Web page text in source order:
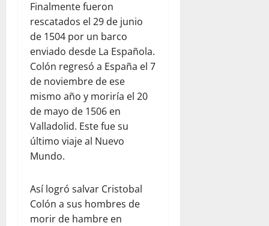
Finalmente fueron
rescatados el 29 de junio
de 1504 por un barco
enviado desde La Española.
Colón regresó a España el 7
de noviembre de ese
mismo año y moriría el 20
de mayo de 1506 en
Valladolid. Este fue su
último viaje al Nuevo
Mundo.
Así logró salvar Cristobal
Colón a sus hombres de
morir de hambre en